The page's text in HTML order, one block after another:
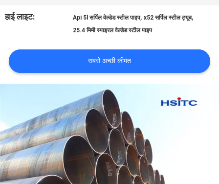
हमसे
संपर्क
करें
बोली
मांगें
हाई लाइट: Api 5l सर्पिल वेल्डेड स्टील पाइप,x52 सर्पिल स्टील ट्यूब,
25.4 मिमी स्पाइरल वेल्डेड स्टील पाइप
सबसे अच्छी कीमत